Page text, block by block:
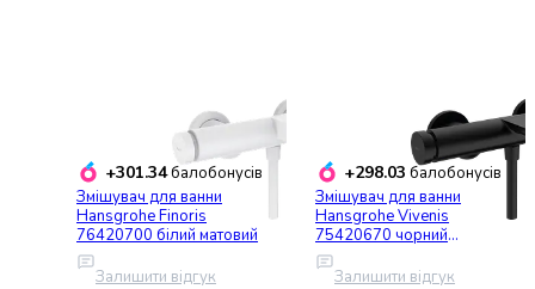
для
корекції
поведінки
котів
Подорожі
та
прогулянки
+301.34балобонусів
Змішувач для ванни
Hansgrohe Finoris
76420700 білий матовий
Залишити відгук
+298.03 балобонусів
Змішувач для ванни
Hansgrohe Vivenis
75420670 чорний
матовий
Залишити відгук